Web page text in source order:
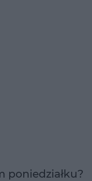
poniedziałku?